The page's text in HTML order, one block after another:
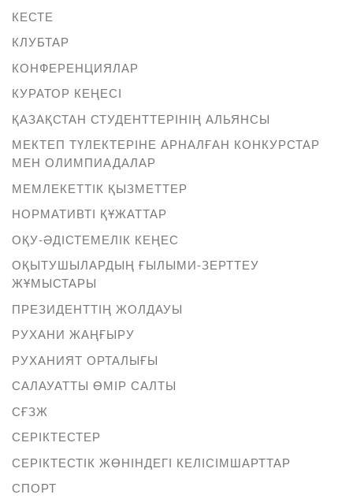
КЕСТЕ
КЛУБТАР
КОНФЕРЕНЦИЯЛАР
КУРАТОР КЕҢЕСІ
ҚАЗАҚСТАН СТУДЕНТТЕРІНІҢ АЛЬЯНСЫ
МЕКТЕП ТҮЛЕКТЕРІНЕ АРНАЛҒАН КОНКУРСТАР
МЕН ОЛИМПИАДАЛАР
МЕМЛЕКЕТТІК ҚЫЗМЕТТЕР
НОРМАТИВТІ ҚҰЖАТТАР
ОҚУ-ӘДІСТЕМЕЛІК КЕҢЕС
ОҚЫТУШЫЛАРДЫҢ ҒЫЛЫМИ-ЗЕРТТЕУ
ЖҰМЫСТАРЫ
ПРЕЗИДЕНТТІҢ ЖОЛДАУЫ
РУХАНИ ЖАҢҒЫРУ
РУХАНИЯТ ОРТАЛЫҒЫ
САЛАУАТТЫ ӨМІР САЛТЫ
СҒЗЖ
СЕРІКТЕСТЕР
СЕРІКТЕСТІК ЖӨНІНДЕГІ КЕЛІСІМШАРТТАР
СПОРТ